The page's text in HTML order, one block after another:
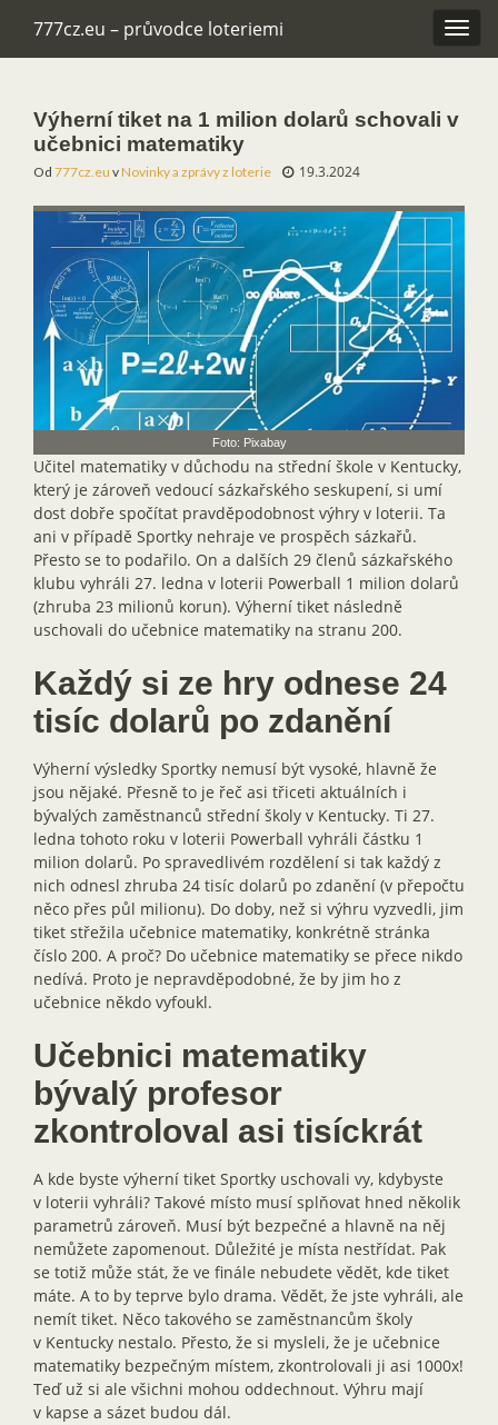
777cz.eu – průvodce loteriemi
Výherní tiket na 1 milion dolarů schovali v
učebnici matematiky
Od 777cz.eu vNovinky a zprávy z loterie 19.3.2024
Foto: Pixabay
Učitel matematiky v důchodu na střední škole v Kentucky,
který je zároveň vedoucí sázkařského seskupení, si umí
dost dobře spočítat pravděpodobnost výhry v loterii. Ta
ani v případě Sportky nehraje ve prospěch sázkařů.
Přesto se to podařilo. On a dalších 29 členů sázkařského
klubu vyhráli 27. ledna v loterii Powerball 1 milion dolarů
(zhruba 23 milionů korun). Výherní tiket následně
uschovali do učebnice matematiky na stranu 200.
Každý si ze hry odnese 24
tisíc dolarů po zdanění
Výherní výsledky Sportky nemusí být vysoké, hlavně že
jsou nějaké. Přesně to je řeč asi třiceti aktuálních i
bývalých zaměstnanců střední školy v Kentucky. Ti 27.
ledna tohoto roku v loterii Powerball vyhráli částku 1
milion dolarů. Po spravedlivém rozdělení si tak každý z
nich odnesl zhruba 24 tisíc dolarů po zdanění (v přepočtu
něco přes půl milionu). Do doby, než si výhru vyzvedli, jim
tiket střežila učebnice matematiky, konkrétně stránka
číslo 200. A proč? Do učebnice matematiky se přece nikdo
nedívá. Proto je nepravděpodobné, že by jim ho z
učebnice někdo vyfoukl.
Učebnici matematiky
bývalý profesor
zkontroloval asi tisíckrát
A kde byste výherní tiket Sportky uschovali vy, kdybyste
v loterii vyhráli? Takové místo musí splňovat hned několik
parametrů zároveň. Musí být bezpečné a hlavně na něj
nemůžete zapomenout. Důležité je místa nestřídat. Pak
se totiž může stát, že ve finále nebudete vědět, kde tiket
máte. A to by teprve bylo drama. Vědět, že jste vyhráli, ale
nemít tiket. Něco takového se zaměstnancům školy
v Kentucky nestalo. Přesto, že si mysleli, že je učebnice
matematiky bezpečným místem, zkontrolovali ji asi 1000x!
Teď už si ale všichni mohou oddechnout. Výhru mají
v kapse a sázet budou dál.